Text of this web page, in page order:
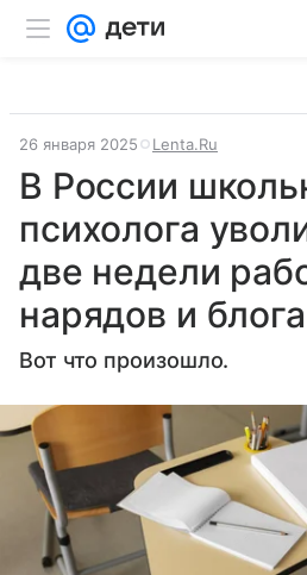
26 января 2025 Lenta.Ru
В России
психолога
две недели
нарядов и
Вот что произошло.